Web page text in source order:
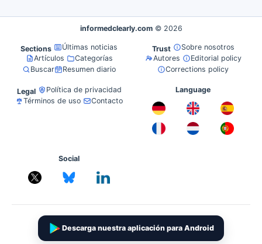
informedclearly.com © 2026
Sections
Últimas noticias
Artículos
Categorías
Buscar
Resumen diario
Trust
Sobre nosotros
Autores
Editorial policy
Corrections policy
Legal
Política de privacidad
Términos de uso
Contacto
Language
Social
Descarga nuestra aplicación para Android